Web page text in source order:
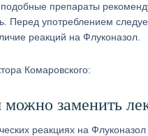
препараты
Перед употреблением
реакций на Флуконазол.
Комаровского:
заменить
реакциях на